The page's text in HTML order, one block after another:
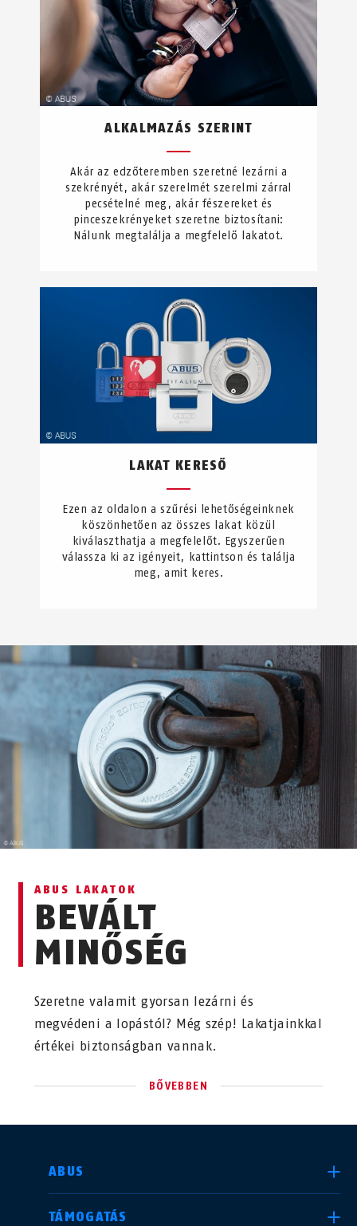
ALKALMAZÁS SZERINT
Akár az edzőteremben szeretné lezárni a
szekrényét, akár szerelmét szerelmi zárral
pecsételné meg, akár fészereket és
pinceszekrényeket szeretne biztosítani:
Nálunk megtalálja a megfelelő lakatot.
LAKAT KERESŐ
Ezen az oldalon a szűrési lehetőségeinknek
köszönhetően az összes lakat közül
kiválaszthatja a megfelelőt. Egyszerűen
válassza ki az igényeit, kattintson és találja
meg, amit keres.
ABUS LAKATOK
BEVÁLT
MINŐSÉG
Szeretne valamit gyorsan lezárni és
megvédeni a lopástól? Még szép! Lakatjainkkal
értékei biztonságban vannak.
BŐVEBBEN
ABUS
TÁMOGATÁS
ORSZÁG KIVÁLASZTÁSA